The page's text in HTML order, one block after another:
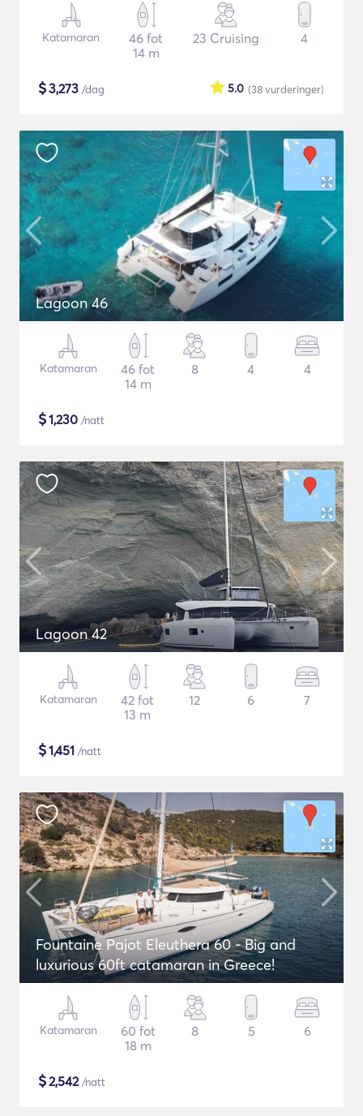
Katamaran
46 fot
14 m
23 Cruising 4
$3,273 /dag (38vurderinger)
5.0
Lagoon 46
Katamaran
46 fot
14 m
8 4 4
$1,230 /natt
Lagoon 42
Katamaran
42 fot
13 m
12 6 7
$1,451 /natt
Fountaine Pajot Eleuthera 60 - Big and
luxurious 60ft catamaran in Greece!
Katamaran
60 fot
18 m
8 5 6
$2,542/natt